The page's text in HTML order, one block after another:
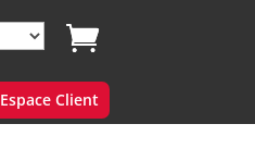
Espace Client